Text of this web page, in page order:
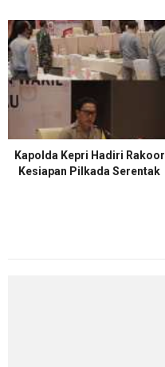
Kapolda Kepri Hadiri Rakoor
Kesiapan Pilkada Serentak